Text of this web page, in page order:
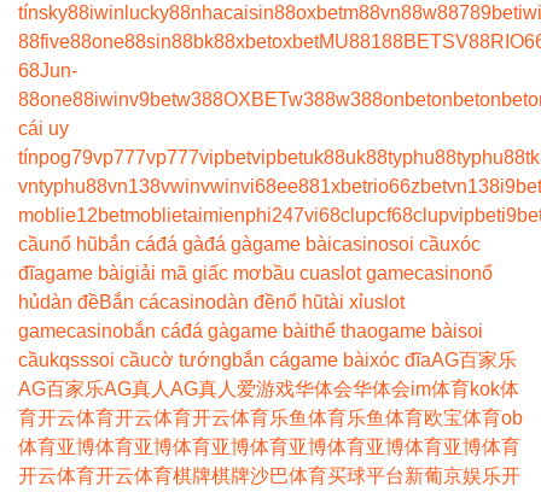
tínsky88iwin lucky88nhacaisin88oxbetm88vn88w88789bet
88five88one88sin88bk88xbetoxbetMU88188BETSV88
68Jun-
88one88iwinv9betw388OXBETw388w388onbetonbetonbet
cái uy
tínpog79vp777vp777vipbetvipbetuk88uk88typhu88typhu88
vntyphu88vn138vwinvwinvi68ee881xbetrio66zbetvn138
moblie12betmoblietaimienphi247vi68clupcf68clupvipbet
cầunổ hũbắn cáđá gàđá gàgame bàicasinosoi cầuxóc
đĩagame bàigiải mã giấc mơbầu cuaslot gamecasinonổ
hủdàn đềBắn cácasinodàn đềnổ hũtài xỉuslot
gamecasinobắn cáđá gàgame bàithể thaogame bàisoi
cầukqsssoi cầucờ tướngbắn cágame bàixóc đĩaAG百家乐
AG百家乐AG真人 AG真人 爱游戏华体会华体会im体育kok体
育开云体育开云体育开云体育乐鱼体育乐鱼体育欧宝体育ob
体育亚博体育亚博体育亚博体育亚博体育亚博体育亚博体育
开云体育开云体育棋牌棋牌沙巴体育买球平台新葡京娱乐开